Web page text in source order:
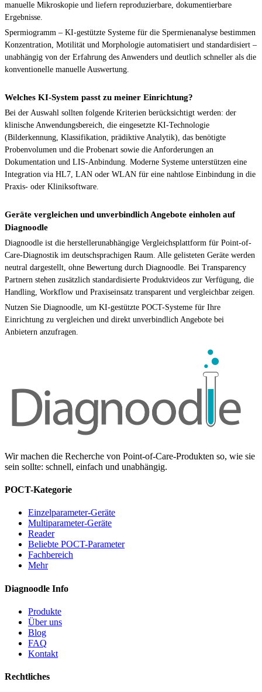
manuelle Mikroskopie und liefern reproduzierbare, dokumentierbare
Ergebnisse.
Spermiogramm – KI-gestützte Systeme für die Spermienanalyse bestimmen
Konzentration, Motilität und Morphologie automatisiert und standardisiert –
unabhängig von der Erfahrung des Anwenders und deutlich schneller als die
konventionelle manuelle Auswertung.
Welches KI-System passt zu meiner Einrichtung?
Bei der Auswahl sollten folgende Kriterien berücksichtigt werden: der
klinische Anwendungsbereich, die eingesetzte KI-Technologie
(Bilderkennung, Klassifikation, prädiktive Analytik), das benötigte
Probenvolumen und die Probenart sowie die Anforderungen an
Dokumentation und LIS-Anbindung. Moderne Systeme unterstützen eine
Integration via HL7, LAN oder WLAN für eine nahtlose Einbindung in die
Praxis- oder Kliniksoftware.
Geräte vergleichen und unverbindlich Angebote einholen auf
Diagnoodle
Diagnoodle ist die herstellerunabhängige Vergleichsplattform für Point-of-
Care-Diagnostik im deutschsprachigen Raum. Alle gelisteten Geräte werden
neutral dargestellt, ohne Bewertung durch Diagnoodle. Bei Transparency
Partnern stehen zusätzlich standardisierte Produktvideos zur Verfügung, die
Handling, Workflow und Praxiseinsatz transparent und vergleichbar zeigen.
Nutzen Sie Diagnoodle, um KI-gestützte POCT-Systeme für Ihre
Einrichtung zu vergleichen und direkt unverbindlich Angebote bei
Anbietern anzufragen.
Wir machen die Recherche von Point-of-Care-Produkten so, wie sie
sein sollte: schnell, einfach und unabhängig.
POCT-Kategorie
Einzelparameter-Geräte
Multiparameter-Geräte
Reader
Beliebte POCT-Parameter
Fachbereich
Mehr
Diagnoodle Info
Produkte
Über uns
Blog
FAQ
Kontakt
Rechtliches